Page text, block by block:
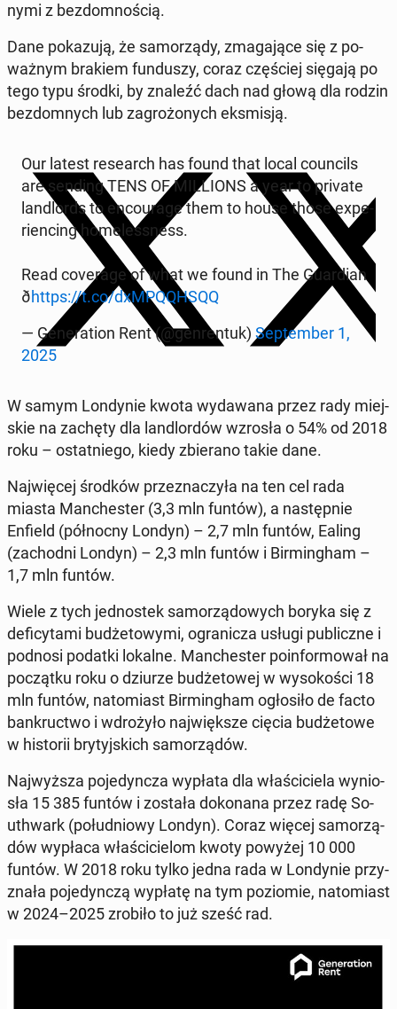
ny­mi z bez­dom­no­ścią.
Dane po­ka­zu­ją, że sa­mo­rzą­dy, zma­ga­ją­ce się z po­
waż­nym brakiem fun­du­szy, coraz czę­ściej sięgają po
tego typu środki, by znaleźć dach nad głową dla rodzin
bez­dom­nych lub za­gro­żo­nych eks­mi­sją.
Our latest re­se­arch has found that local co­un­cils
are sending TENS OF MIL­LIONS a year to private
lan­dlords to en­co­ura­ge them to house those expe­
rien­cing ho­me­les­sness.
Read co­ve­ra­ge of what we found in The Gu­ar­dian
ðhttps://t.co/dxM­PQQH­SQQ
— Ge­ne­ra­tion Rent (@gen­ren­tuk) Sep­tem­ber 1,
2025
W samym Lon­dy­nie kwota wy­da­wa­na przez rady miej­
skie na zachęty dla lan­dlor­dów wzrosła o 54% od 2018
roku – ostat­nie­go, kiedy zbie­ra­no takie dane.
Naj­wię­cej środków prze­zna­czy­ła na ten cel rada
miasta Man­che­ster (3,3 mln funtów), a na­stęp­nie
Enfield (pół­noc­ny Londyn) – 2,7 mln funtów, Ealing
(za­chod­ni Londyn) – 2,3 mln funtów i Bir­ming­ham –
1,7 mln funtów.
Wiele z tych jed­no­stek sa­mo­rzą­do­wych boryka się z
de­fi­cy­ta­mi bu­dże­to­wy­mi, ogra­ni­cza usługi pu­blicz­ne i
podnosi podatki lokalne. Man­che­ster po­in­for­mo­wał na
po­cząt­ku roku o dziurze bu­dże­to­wej w wy­so­ko­ści 18
mln funtów, na­to­miast Bir­ming­ham ogło­si­ło de facto
ban­kruc­two i wdro­ży­ło naj­więk­sze cięcia bu­dże­to­we
w hi­sto­rii bry­tyj­skich sa­mo­rzą­dów.
Naj­wyż­sza po­je­dyn­cza wypłata dla wła­ści­cie­la wy­nio­
sła 15 385 funtów i została do­ko­na­na przez radę So­
uth­wark (po­łu­dnio­wy Londyn). Coraz więcej sa­mo­rzą­
dów wypłaca wła­ści­cie­lom kwoty powyżej 10 000
funtów. W 2018 roku tylko jedna rada w Lon­dy­nie przy­
zna­ła po­je­dyn­czą wypłatę na tym po­zio­mie, na­to­miast
w 2024–2025 zrobiło to już sześć rad.